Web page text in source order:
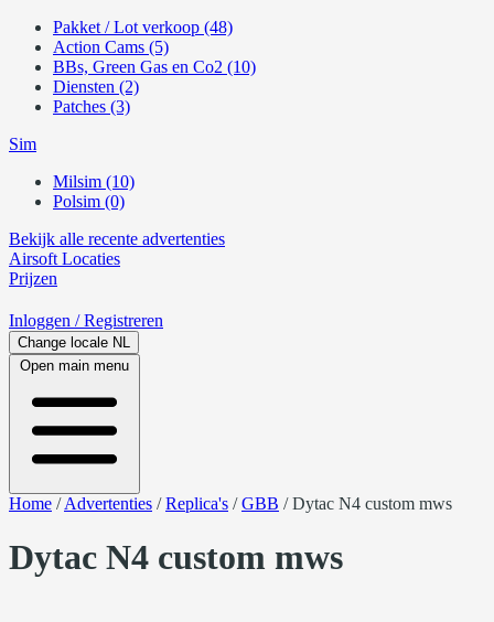
Pakket / Lot verkoop (48)
Action Cams (5)
BBs, Green Gas en Co2 (10)
Diensten (2)
Patches (3)
Sim
Milsim (10)
Polsim (0)
Bekijk alle recente advertenties
Airsoft Locaties
Prijzen
Inloggen / Registreren
Change locale NL
Open main menu
Home /Advertenties /Replica's /GBB /Dytac N4 custom mws
Dytac N4 custom mws